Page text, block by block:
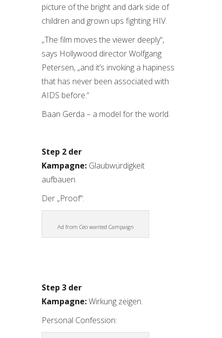
picture of the bright and dark side of
children and grown ups fighting HIV.
„The film moves the viewer deeply“,
says Hollywood director Wolfgang
Petersen, „and it’s invoking a hapiness
that has never been associated with
AIDS before.“
Baan Gerda – a model for the world.
Step 2 der
Kampagne: Glaubwürdigkeit
aufbauen.
Der „Proof“:
Ad from Ceo wanted Campaign
Step 3 der
Kampagne:Wirkung zeigen.
Personal Confession: